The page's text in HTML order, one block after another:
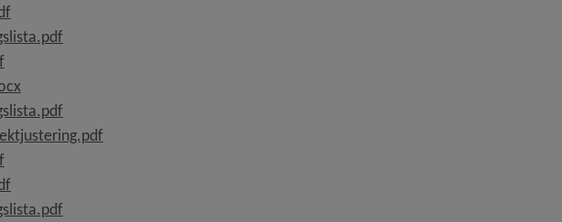
, 481.4 kB, öppnas i nytt fönster.
, 82.3 kB, öppnas i nytt fönster.
, 37.6 kB, öppnas i nytt fönster.
, 37.1 kB, öppnas i nytt fönster.
, 69.9 kB, öppnas i nytt fönster.
, 39.8 kB, öppnas i nytt fönster.
, 64.2 kB, öppnas i nytt fönster.
, 93.4 kB, öppnas i nytt fönster.
, 81.3 kB, öppnas i nytt fönster.